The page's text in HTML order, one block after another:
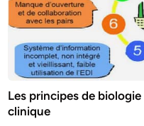
Les principes de
clinique